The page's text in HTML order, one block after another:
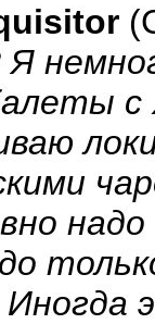
с